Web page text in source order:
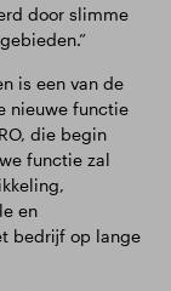
door slimme
is een van de
nieuwe functie
die begin
functie zal
en
bedrijf op lange